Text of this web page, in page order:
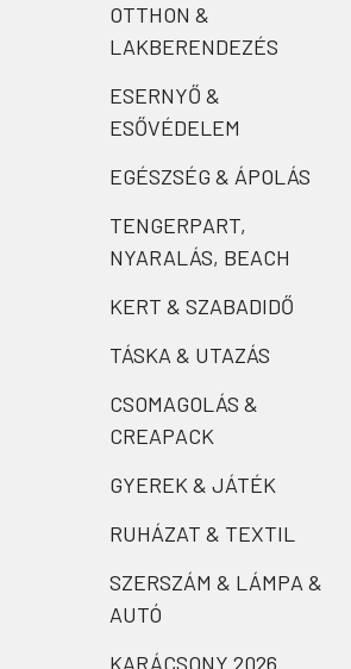
OTTHON &
LAKBERENDEZÉS
ESERNYŐ &
ESŐVÉDELEM
EGÉSZSÉG & ÁPOLÁS
TENGERPART,
NYARALÁS, BEACH
KERT & SZABADIDŐ
TÁSKA & UTAZÁS
CSOMAGOLÁS &
CREAPACK
GYEREK & JÁTÉK
RUHÁZAT & TEXTIL
SZERSZÁM & LÁMPA &
AUTÓ
KARÁCSONY 2026